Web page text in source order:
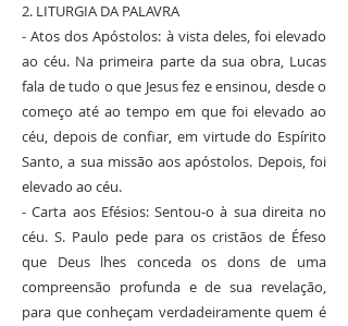
2. LITURGIA DA PALAVRA
- Atos dos Apóstolos: à vista deles, foi elevado
ao céu. Na primeira parte da sua obra, Lucas
fala de tudo o que Jesus fez e ensinou, desde o
começo até ao tempo em que foi elevado ao
céu, depois de confiar, em virtude do Espírito
Santo, a sua missão aos apóstolos. Depois, foi
elevado ao céu.
- Carta aos Efésios: Sentou-o à sua direita no
céu. S. Paulo pede para os cristãos de Éfeso
que Deus lhes conceda os dons de uma
compreensão profunda e de sua revelação,
para que conheçam verdadeiramente quem é